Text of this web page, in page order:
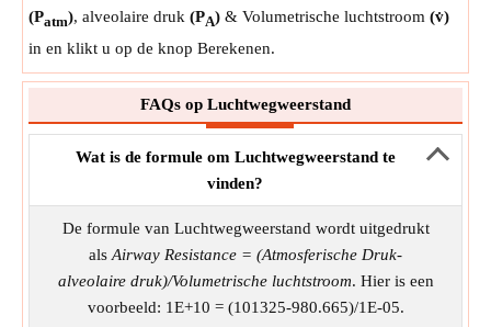
(Patm), alveolaire druk (PA) & Volumetrische luchtstroom (v̇)
in en klikt u op de knop Berekenen.
FAQs op Luchtwegweerstand
Wat is de formule om Luchtwegweerstand te
vinden?
De formule van Luchtwegweerstand wordt uitgedrukt
als Airway Resistance = (Atmosferische Druk-
alveolaire druk)/Volumetrische luchtstroom. Hier is een
voorbeeld: 1E+10 = (101325-980.665)/1E-05.